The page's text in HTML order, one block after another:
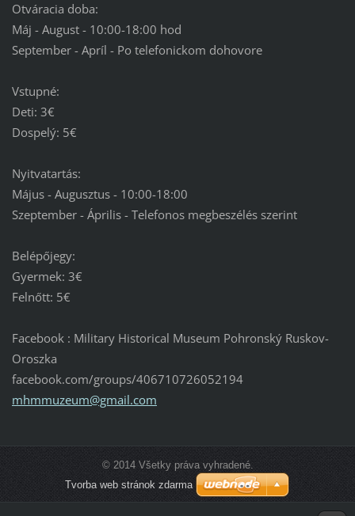
Otváracia doba:
Máj - August - 10:00-18:00 hod
September - Apríl - Po telefonickom dohovore
Vstupné:
Deti: 3€
Dospelý: 5€
Nyitvatartás:
Május - Augusztus - 10:00-18:00
Szeptember - Április - Telefonos megbeszélés szerint
Belépőjegy:
Gyermek: 3€
Felnőtt: 5€
Facebook : Military Historical Museum Pohronský Ruskov-
Oroszka
facebook.com/groups/406710726052194
mhmmuzeum@gmail.com
© 2014 Všetky práva vyhradené.
Tvorba web stránok zdarma